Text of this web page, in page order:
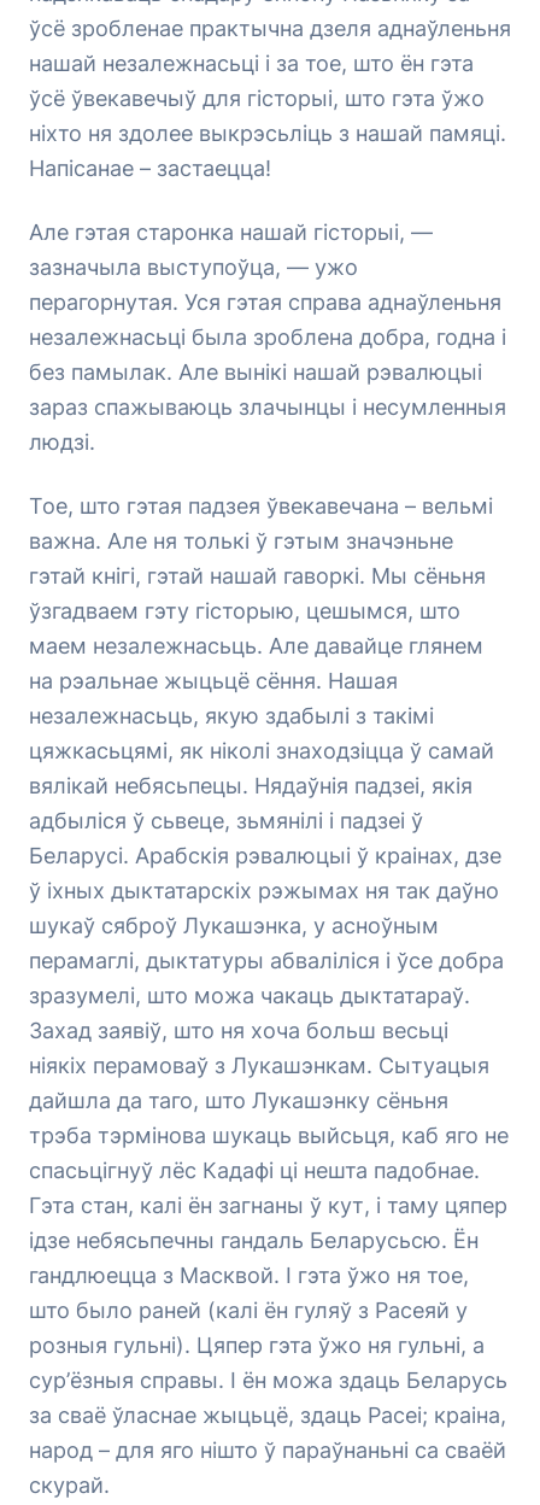
ўсё зробленае практычна дзеля аднаўленьня
нашай незалежнасьці і за тое, што ён гэта
ўсё ўвекавечыў для гісторыі, што гэта ўжо
ніхто ня здолее выкрэсьліць з нашай памяці.
Напісанае – застаецца!
Але гэтая старонка нашай гісторыі, —
зазначыла выступоўца, — ужо
перагорнутая. Уся гэтая справа аднаўленьня
незалежнасьці была зроблена добра, годна і
без памылак. Але вынікі нашай рэвалюцыі
зараз спажываюць злачынцы і несумленныя
людзі.
Тое, што гэтая падзея ўвекавечана – вельмі
важна. Але ня толькі ў гэтым значэньне
гэтай кнігі, гэтай нашай гаворкі. Мы сёньня
ўзгадваем гэту гісторыю, цешымся, што
маем незалежнасьць. Але давайце глянем
на рэальнае жыцьцё сёння. Нашая
незалежнасьць, якую здабылі з такімі
цяжкасьцямі, як ніколі знаходзіцца ў самай
вялікай небясьпецы. Нядаўнія падзеі, якія
адбыліся ў сьвеце, зьмянілі і падзеі ў
Беларусі. Арабскія рэвалюцыі ў краінах, дзе
ў іхных дыктатарскіх рэжымах ня так даўно
шукаў сяброў Лукашэнка, у асноўным
перамаглі, дыктатуры абваліліся і ўсе добра
зразумелі, што можа чакаць дыктатараў.
Захад заявіў, што ня хоча больш весьці
ніякіх перамоваў з Лукашэнкам. Сытуацыя
дайшла да таго, што Лукашэнку сёньня
трэба тэрмінова шукаць выйсьця, каб яго не
спасьцігнуў лёс Кадафі ці нешта падобнае.
Гэта стан, калі ён загнаны ў кут, і таму цяпер
ідзе небясьпечны гандаль Беларусьсю. Ён
гандлюецца з Масквой. І гэта ўжо ня тое,
што было раней (калі ён гуляў з Расеяй у
розныя гульні). Цяпер гэта ўжо ня гульні, а
сур’ёзныя справы. І ён можа здаць Беларусь
за сваё ўласнае жыцьцё, здаць Расеі; краіна,
народ – для яго нішто ў параўнаньні са сваёй
скурай.